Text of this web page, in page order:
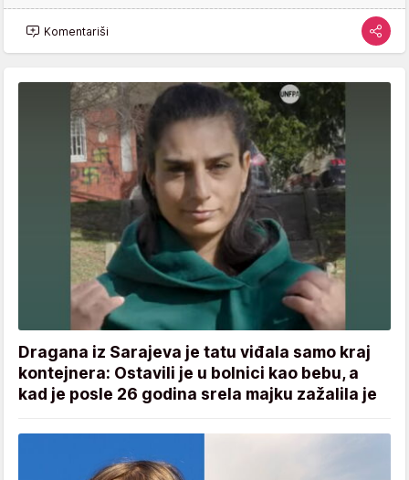
Komentariši
Dragana iz Sarajeva je tatu viđala samo kraj
kontejnera: Ostavili je u bolnici kao bebu, a
kad je posle 26 godina srela majku zažalila je